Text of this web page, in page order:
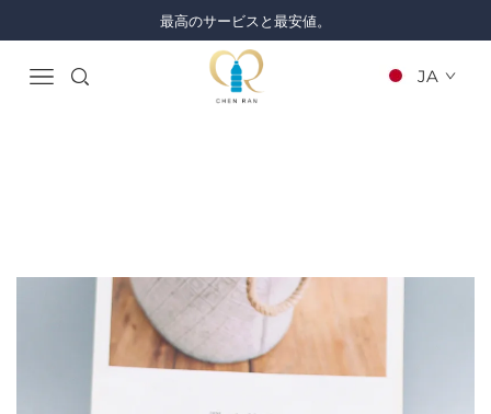
最高のサービスと最安値。
JA